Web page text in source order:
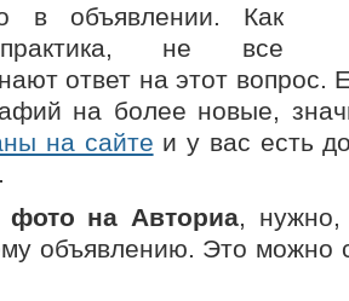
в объявлении. Как
практика, не все
ответ на этот вопрос.
на более новые,
на сайте и у вас есть
фото на Авториа, нужно,
объявлению. Это можно